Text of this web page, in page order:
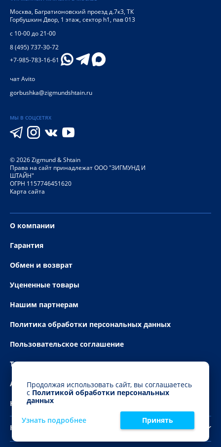
Москва, Багратионовский проезд д.7к3, ТК
Горбушкин Двор, 1 этаж, сектор h1, пав 013
с 10-00 до 21-00
8 (495) 737-30-72
+7-985-783-16-61
чат Avito
gorbushka@zigmundshtain.ru
МЫ В СОЦСЕТЯХ
©2026Zigmund & Shtain
Права на сайт принадлежат ООО "ЗИГМУНД И
ШТАЙН"
ОГРН 1157746451620
Карта сайта
О компании
Гарантия
Обмен и возврат
Уцененные товары
Нашим партнерам
Политика обработки персональных данных
Пользовательское соглашение
Технические условия
Акции
Новости
Каталог
Продолжая использовать сайт, вы соглашаетесь
с Политикой обработки персональных
данных
Узнать подробнее Принять